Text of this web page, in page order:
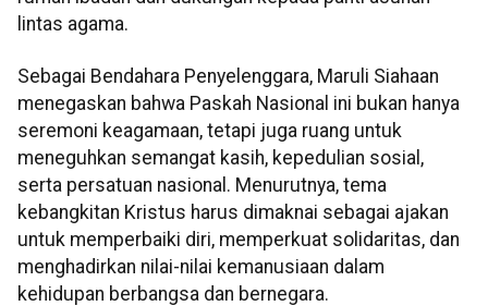
lintas agama.
Sebagai Bendahara Penyelenggara, Maruli Siahaan
menegaskan bahwa Paskah Nasional ini bukan hanya
seremoni keagamaan, tetapi juga ruang untuk
meneguhkan semangat kasih, kepedulian sosial,
serta persatuan nasional. Menurutnya, tema
kebangkitan Kristus harus dimaknai sebagai ajakan
untuk memperbaiki diri, memperkuat solidaritas, dan
menghadirkan nilai-nilai kemanusiaan dalam
kehidupan berbangsa dan bernegara.